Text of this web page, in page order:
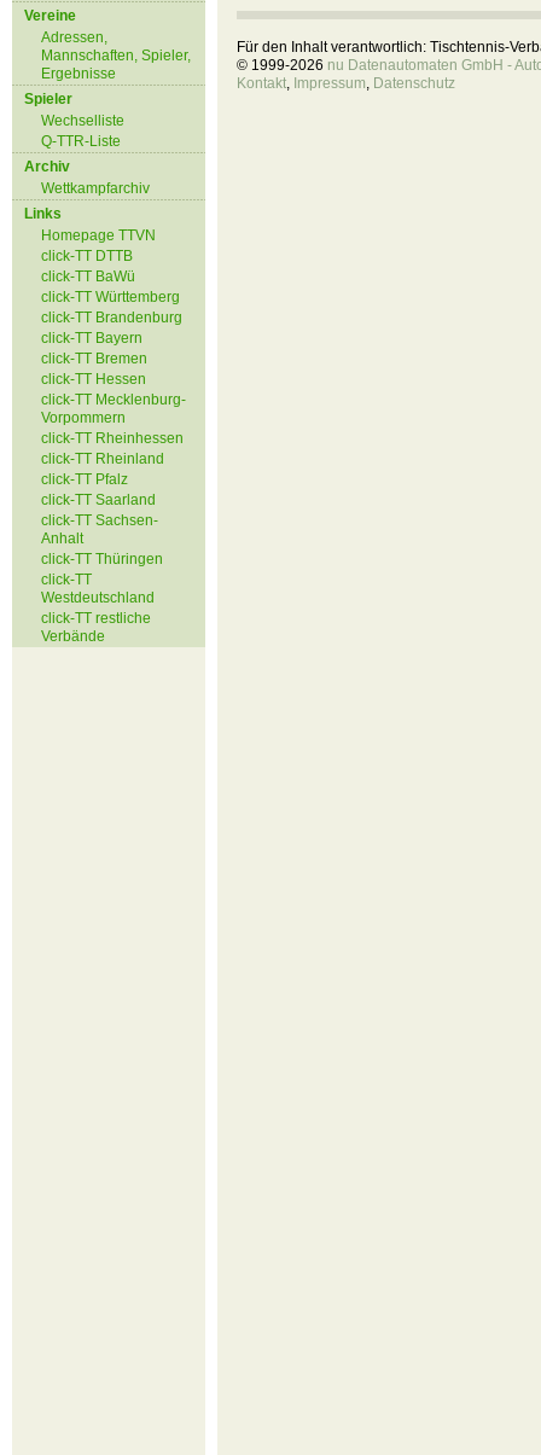
Vereine
Adressen,
Mannschaften, Spieler,
Ergebnisse
Spieler
Wechselliste
Q-TTR-Liste
Archiv
Wettkampfarchiv
Links
Homepage TTVN
click-TT DTTB
click-TT BaWü
click-TT Württemberg
click-TT Brandenburg
click-TT Bayern
click-TT Bremen
click-TT Hessen
click-TT Mecklenburg-
Vorpommern
click-TT Rheinhessen
click-TT Rheinland
click-TT Pfalz
click-TT Saarland
click-TT Sachsen-
Anhalt
click-TT Thüringen
click-TT
Westdeutschland
click-TT restliche
Verbände
Für den Inhalt verantwortlich: Tischtennis-
© 1999-2026 nu Datenautomaten GmbH -
Kontakt, Impressum, Datenschutz